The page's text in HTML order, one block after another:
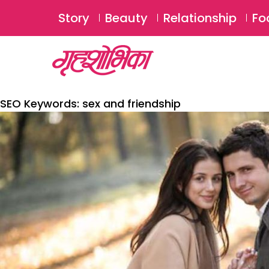
Story Beauty Relationship
SEO Keywords: sex and friendship